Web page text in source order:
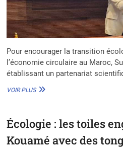
Pour encourager la transition
l’économie circulaire au Maroc,
établissant un partenariat
VOIR PLUSMAROC
DANS
ET
Écologie : les toiles
Kouamé avec des